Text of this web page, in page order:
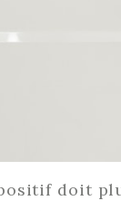
doit